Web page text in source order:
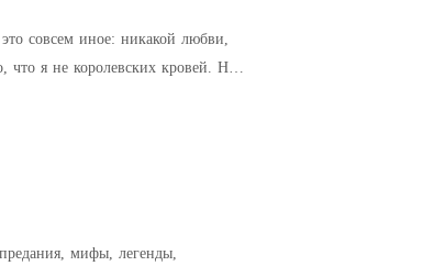
совсем иное: никакой любви,
я не королевских кровей. Но я
мифы, легенды,